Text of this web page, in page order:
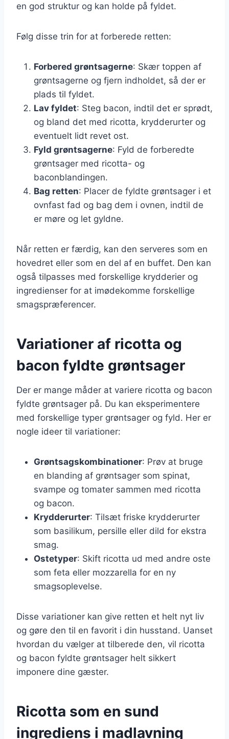
en god struktur og kan holde på fyldet.
Følg disse trin for at forberede retten:
Forbered grøntsagerne: Skær toppen af
grøntsagerne og fjern indholdet, så der er
plads til fyldet.
Lav fyldet: Steg bacon, indtil det er sprødt,
og bland det med ricotta, krydderurter og
eventuelt lidt revet ost.
Fyld grøntsagerne: Fyld de forberedte
grøntsager med ricotta- og
baconblandingen.
Bag retten: Placer de fyldte grøntsager i et
ovnfast fad og bag dem i ovnen, indtil de
er møre og let gyldne.
Når retten er færdig, kan den serveres som en
hovedret eller som en del af en buffet. Den kan
også tilpasses med forskellige krydderier og
ingredienser for at imødekomme forskellige
smagspræferencer.
Variationer af ricotta og
bacon fyldte grøntsager
Der er mange måder at variere ricotta og bacon
fyldte grøntsager på. Du kan eksperimentere
med forskellige typer grøntsager og fyld. Her er
nogle ideer til variationer:
Grøntsagskombinationer: Prøv at bruge
en blanding af grøntsager som spinat,
svampe og tomater sammen med ricotta
og bacon.
Krydderurter: Tilsæt friske krydderurter
som basilikum, persille eller dild for ekstra
smag.
Ostetyper: Skift ricotta ud med andre oste
som feta eller mozzarella for en ny
smagsoplevelse.
Disse variationer kan give retten et helt nyt liv
og gøre den til en favorit i din husstand. Uanset
hvordan du vælger at tilberede den, vil ricotta
og bacon fyldte grøntsager helt sikkert
imponere dine gæster.
Ricotta som en sund
ingrediens i madlavning